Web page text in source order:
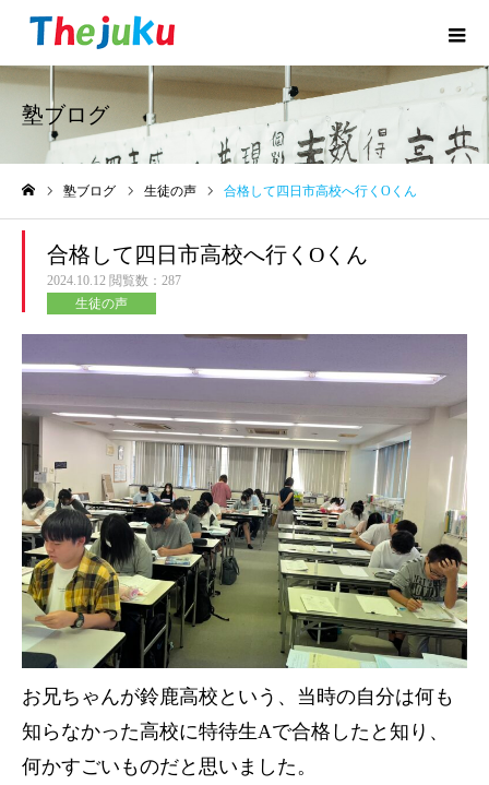
塾ブログ
塾ブログ 生徒の声 合格して四日市高校へ行くOくん
合格して四日市高校へ行くOくん
2024.10.12 閲覧数：287
生徒の声
お兄ちゃんが鈴鹿高校という、当時の自分は何も
知らなかった高校に特待生Aで合格したと知り、
何かすごいものだと思いました。